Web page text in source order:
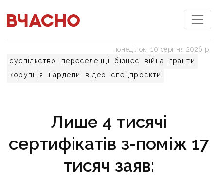
суспільство переселенці бізнес війна
гранти
корупція
нардепи відео спецпроєкти
понеділок, 10 серпня 2026 р.
Лише 4 тисячі
сертифікатів з-поміж 17
тисяч заяв: